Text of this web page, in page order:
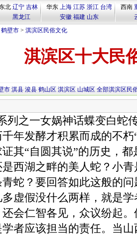
北 辽宁 吉林
黑龙江
华东 上海 江苏 浙江 台湾
安徽 福建 山东
西南
鹤壁市 > 淇滨区民俗文化
淇滨区十大民
市 淇县 浚县 鹤山区 淇滨区 山城区 全部淇滨区民
之一女娲神话蝶变白蛇
年发酵才积累而成的不
其“自圆其说”的历史，
西湖之畔的美人蛇？小
蛇？要回答如此这般的
虚假没什么两样，就是
会仁智各见，众议纷起
者应该担当的责任。当